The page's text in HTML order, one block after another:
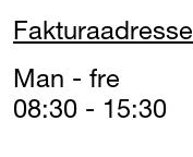
Fakturaadresse
Man - fre
08:30 - 15:30